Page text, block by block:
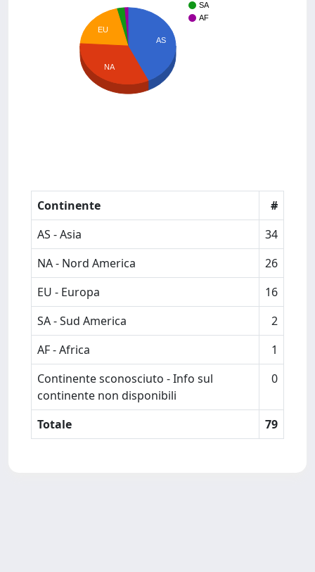
SA
AF
AS
EU
NA
Continente
#
AS - Asia
34
NA - Nord America
26
EU - Europa
16
SA - Sud America
2
AF - Africa
1
Continente sconosciuto - Info sul
continente non disponibili
0
Totale 79